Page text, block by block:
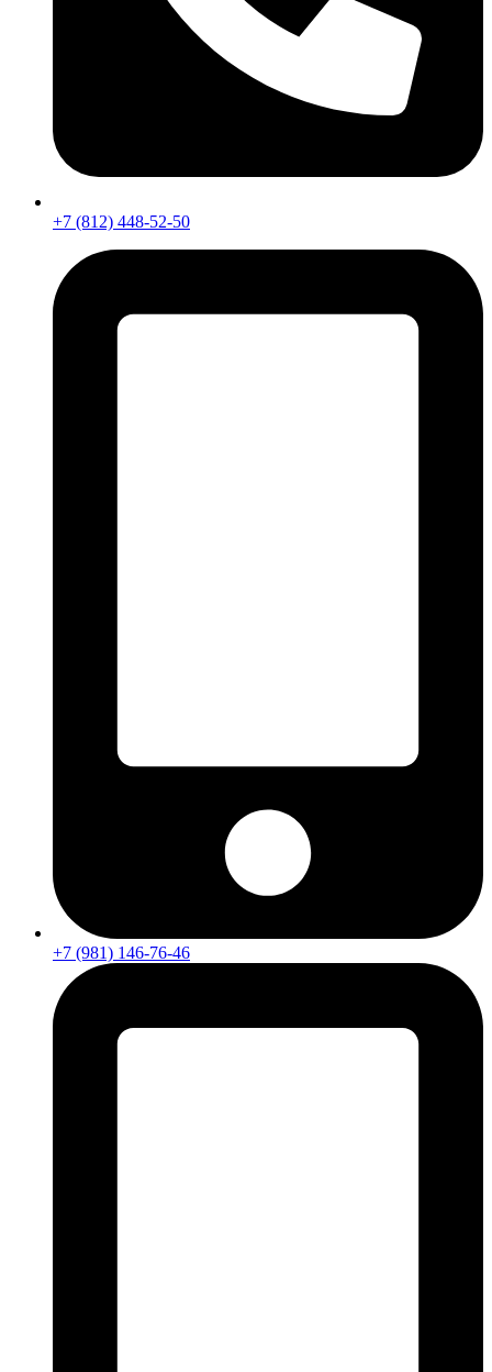
+7 (812) 448-52-50
+7 (981) 146-76-46